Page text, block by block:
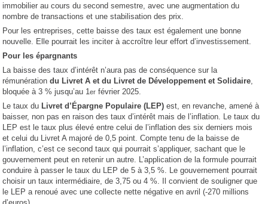
immobilier au cours du second semestre, avec une augmentation du
nombre de transactions et une stabilisation des prix.
Pour les entreprises, cette baisse des taux est également une bonne
nouvelle. Elle pourrait les inciter à accroître leur effort d’investissement.
Pour les épargnants
La baisse des taux d’intérêt n’aura pas de conséquence sur la
rémunérationdu Livret A et du Livret de Développement et Solidaire
bloquée à 3 % jusqu’au 1er février 2025.
Le taux du Livret d’Épargne Populaire (LEP) est, en revanche, amené à
baisser, non pas en raison des taux d’intérêt mais de l’inflation. Le taux du
LEP est le taux plus élevé entre celui de l’inflation des six derniers mois
et celui du Livret A majoré de 0,5 point. Compte tenu de la baisse de
l’inflation, c’est ce second taux qui pourrait s’appliquer, sachant que le
gouvernement peut en retenir un autre. L’application de la formule pourrait
conduire à passer le taux du LEP de 5 à 3,5 %. Le gouvernement pourrait
choisir un taux intermédiaire, de 3,75 ou 4 %. Il convient de souligner que
le LEP a renoué avec une collecte nette négative en avril (-270 millions